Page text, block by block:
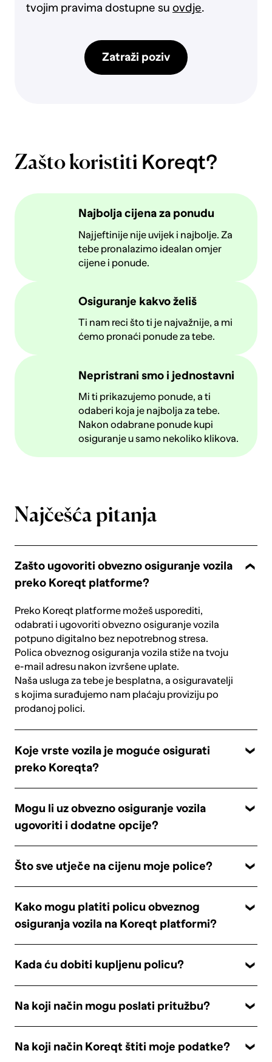
tvojim pravima dostupne su ovdje.
Zatraži poziv
Zašto koristiti Koreqt?
Najbolja cijena za ponudu
Najjeftinije nije uvijek i najbolje. Za
tebe pronalazimo idealan omjer
cijene i ponude.
Osiguranje kakvo želiš
Ti nam reci što ti je najvažnije, a mi
ćemo pronaći ponude za tebe.
Nepristrani smo i jednostavni
Mi ti prikazujemo ponude, a ti
odaberi koja je najbolja za tebe.
Nakon odabrane ponude kupi
osiguranje u samo nekoliko klikova.
Najčešća pitanja
Zašto ugovoriti obvezno osiguranje vozila
preko Koreqt platforme?
Preko Koreqt platforme možeš usporediti,
odabrati i ugovoriti obvezno osiguranje vozila
potpuno digitalno bez nepotrebnog stresa.
Polica obveznog osiguranja vozila stiže na tvoju
e-mail adresu nakon izvršene uplate.
Naša usluga za tebe je besplatna, a osiguravatelji
s kojima surađujemo nam plaćaju proviziju po
prodanoj polici.
Koje vrste vozila je moguće osigurati
preko Koreqta?
Mogu li uz obvezno osiguranje vozila
ugovoriti i dodatne opcije?
Što sve utječe na cijenu moje police?
Kako mogu platiti policu obveznog
osiguranja vozila na Koreqt platformi?
Kada ću dobiti kupljenu policu?
Na koji način mogu poslati pritužbu?
Na koji način Koreqt štiti moje podatke?